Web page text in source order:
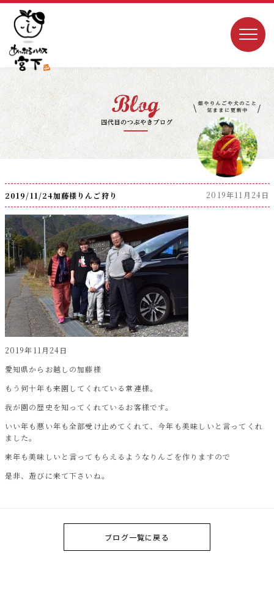
2019/11/24加藤様りんご狩り 2019年11月24日
2019年11月24日
愛知県からお越しの加藤様
もう何十年も来園してくれている常連様。
我が園の歴史を知ってくれているお客様です。
いい年も悪い年も全部受け止めてくれて、今年も美味しいと言ってくれ
ました。
来年も美味しいと言ってもらえるようなりんごを作りますので
是非、遊びに来て下さいね。
ブログ一覧に戻る